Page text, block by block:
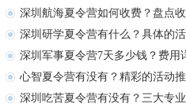
深圳航海夏令营如何收费？盘点收
深圳研学夏令营有什么？具体的活
深圳军事夏令营7天多少钱？费用
心智夏令营有没有？精彩的活动推
深圳吃苦夏令营有没有？三大专业